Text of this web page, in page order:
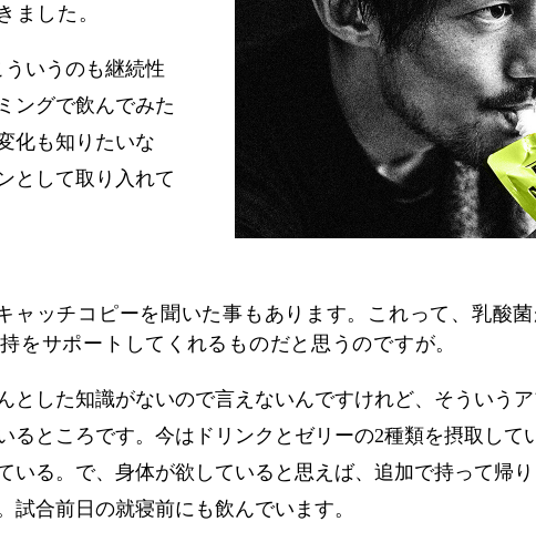
ました。
いうのも継続性
ングで飲んでみた
化も知りたいな
として取り入れて
ャッチコピーを聞いた事もあります。これって、乳酸
をサポートしてくれるものだと思うのですが。
した知識がないので言えないんですけれど、そういう
るところです。今はドリンクとゼリーの2種類を摂取して
いる。で、身体が欲していると思えば、追加で持って帰
試合前日の就寝前にも飲んでいます。